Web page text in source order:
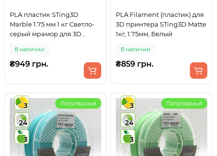
PLA пластик STing3D
Marble 1.75 мм 1 кг Светло-
серый мрамор для 3D
В наличии
₴949 грн.
PLA Filament (пластик) для
3D принтера STing3D Matte
1кг, 1.75мм, Белый
В наличии
₴859 грн.
3
24
3
Популярный
3
24
3
Популярный